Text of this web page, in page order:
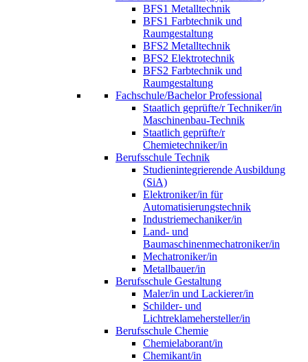
BFS1 Metalltechnik
BFS1 Farbtechnik und
Raumgestaltung
BFS2 Metalltechnik
BFS2 Elektrotechnik
BFS2 Farbtechnik und
Raumgestaltung
Fachschule/Bachelor Professional
Staatlich geprüfte/r Techniker/in
Maschinenbau-Technik
Staatlich geprüfte/r
Chemietechniker/in
Berufsschule Technik
Studienintegrierende Ausbildung
(SiA)
Elektroniker/in für
Automatisierungstechnik
Industriemechaniker/in
Land- und
Baumaschinenmechatroniker/in
Mechatroniker/in
Metallbauer/in
Berufsschule Gestaltung
Maler/in und Lackierer/in
Schilder- und
Lichtreklamehersteller/in
Berufsschule Chemie
Chemielaborant/in
Chemikant/in